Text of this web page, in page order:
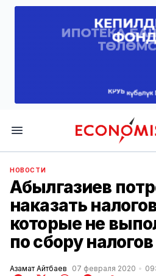
Economist.kg
НОВОСТИ
Абылгазиев
наказать
которые не
по сбору налогов
Азамат Айтбаев 07 февраля 2020